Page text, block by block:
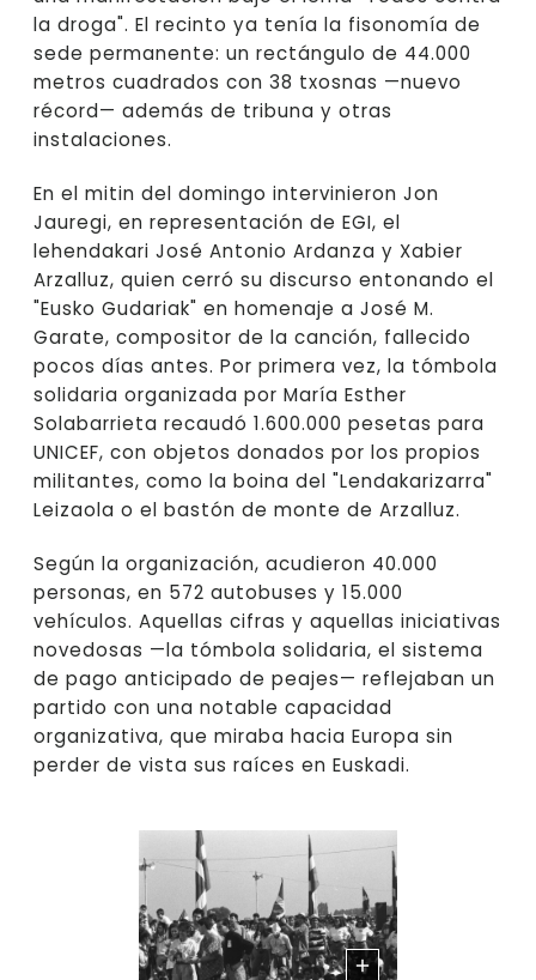
la droga". El recinto ya tenía la fisonomía de
sede permanente: un rectángulo de 44.000
metros cuadrados con 38 txosnas —nuevo
récord— además de tribuna y otras
instalaciones.
En el mitin del domingo intervinieron Jon
Jauregi, en representación de EGI, el
lehendakari José Antonio Ardanza y Xabier
Arzalluz, quien cerró su discurso entonando el
"Eusko Gudariak" en homenaje a José M.
Garate, compositor de la canción, fallecido
pocos días antes. Por primera vez, la tómbola
solidaria organizada por María Esther
Solabarrieta recaudó 1.600.000 pesetas para
UNICEF, con objetos donados por los propios
militantes, como la boina del "Lendakarizarra"
Leizaola o el bastón de monte de Arzalluz.
Según la organización, acudieron 40.000
personas, en 572 autobuses y 15.000
vehículos. Aquellas cifras y aquellas iniciativas
novedosas —la tómbola solidaria, el sistema
de pago anticipado de peajes— reflejaban un
partido con una notable capacidad
organizativa, que miraba hacia Europa sin
perder de vista sus raíces en Euskadi.